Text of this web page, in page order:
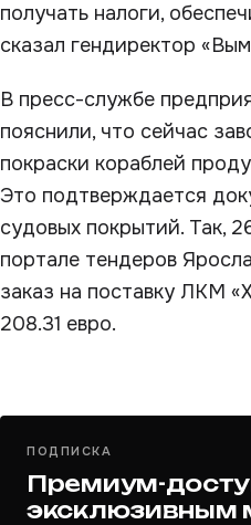
получать налоги,
сказал гендиректор
В пресс-службе
пояснили, что сейчас
покраски кораблей
Это подтверждается
судовых покрытий. Так,
портале тендеров
заказ на поставку ЛКМ
208.31 евро.
ПОДПИСКА
Премиум-
эксклюзивным